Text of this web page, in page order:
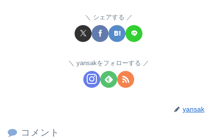
シェアする
yansakをフォローする
yansak
コメント